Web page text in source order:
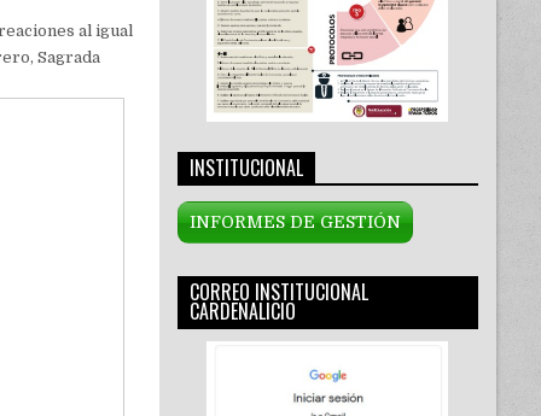
al igual
Sagrada
INSTITUCIONAL
INFORMES DE GESTIÓN
CORREO INSTITUCIONAL
CARDENALICIO